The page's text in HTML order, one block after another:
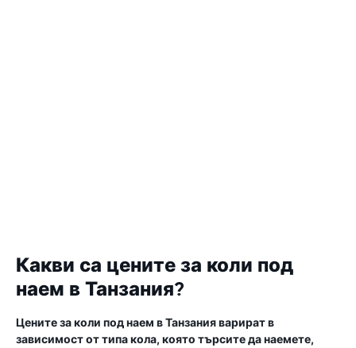
Какви са цените за коли под
наем в Танзания?
Цените за коли под наем в Танзания варират в
зависимост от типа кола, която търсите да наемете,